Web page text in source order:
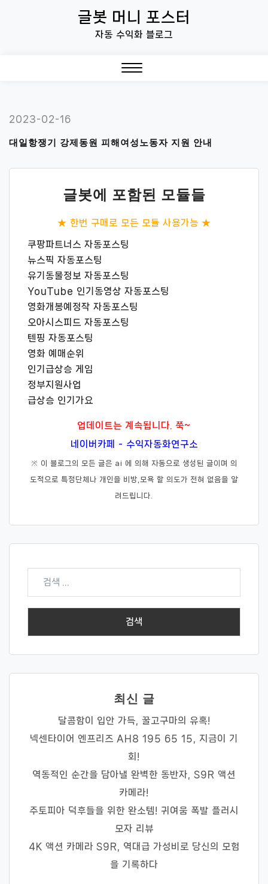
글봇 머니 포스터
자동 수익화 블로그
2023-02-16
대일항쟁기 강제동원 피해여성노동자 지원 안내
글봇에 포함된 모듈들
★ 한번 구매로 모든 모듈 사용가능 ★
쿠팡파트너스 자동포스팅
뉴스픽 자동포스팅
유기동물정보 자동포스팅
YouTube 인기동영상 자동포스팅
영화개봉예정작 자동포스팅
오아시스피드 자동포스팅
텐핑 자동포스팅
영화 예매순위
인기급상승 게임
정부지원사업
급상승 인기가요
업데이트는 계속됩니다. 쭉~
네이버카페 - 수익자동화연구소
※ 이 블로그의 모든 글은 ai 에 의해 자동으로 생성된 글이며 의
도적으로 특정단체나 개인을 비방,모욕 할 의도가 전혀 없음을 알
려드립니다.
검
최신 글
달콤함이 입안 가득, 꿀고구마의 유혹!
넥센타이어 엔프리즈 AH8 195 65 15, 지금이 기
회!
역동적인 순간을 담아낼 완벽한 동반자, S9R 액션
카메라!
주토피아 덕후들을 위한 완소템! 귀여움 폭발 플러시
모자 리뷰
4K 액션 카메라 S9R, 역대급 가성비로 당신의 모험
을 기록하다